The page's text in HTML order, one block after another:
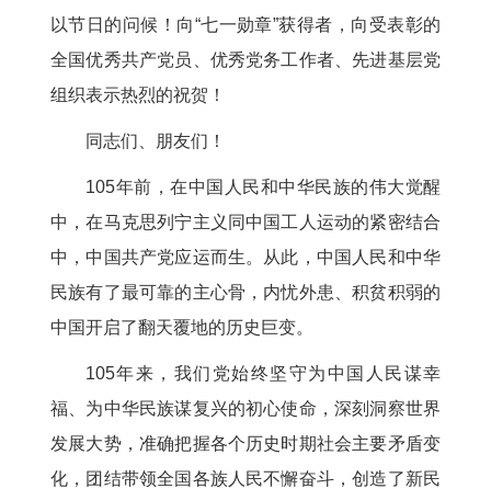
以节日的问候！向“七一勋章”获得者，向受表彰的
全国优秀共产党员、优秀党务工作者、先进基层党
组织表示热烈的祝贺！
同志们、朋友们！
105年前，在中国人民和中华民族的伟大觉醒
中，在马克思列宁主义同中国工人运动的紧密结合
中，中国共产党应运而生。从此，中国人民和中华
民族有了最可靠的主心骨，内忧外患、积贫积弱的
中国开启了翻天覆地的历史巨变。
105年来，我们党始终坚守为中国人民谋幸
福、为中华民族谋复兴的初心使命，深刻洞察世界
发展大势，准确把握各个历史时期社会主要矛盾变
化，团结带领全国各族人民不懈奋斗，创造了新民